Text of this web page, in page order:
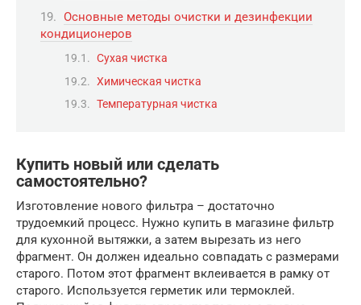
Основные методы очистки и дезинфекции
кондиционеров
Сухая чистка
Химическая чистка
Температурная чистка
Купить новый или сделать
самостоятельно?
Изготовление нового фильтра – достаточно
трудоемкий процесс. Нужно купить в магазине фильтр
для кухонной вытяжки, а затем вырезать из него
фрагмент. Он должен идеально совпадать с размерами
старого. Потом этот фрагмент вклеивается в рамку от
старого. Используется герметик или термоклей.